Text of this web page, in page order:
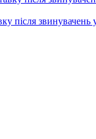
звинувачень у